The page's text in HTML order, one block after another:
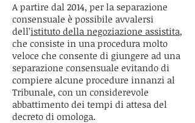
A partire dal 2014, per la separazione
consensuale è possibile avvalersi
dell’istituto della negoziazione assistita,
che consiste in una procedura molto
veloce che consente di giungere ad una
separazione consensuale evitando di
compiere alcune procedure innanzi al
Tribunale, con un considerevole
abbattimento dei tempi di attesa del
decreto di omologa.